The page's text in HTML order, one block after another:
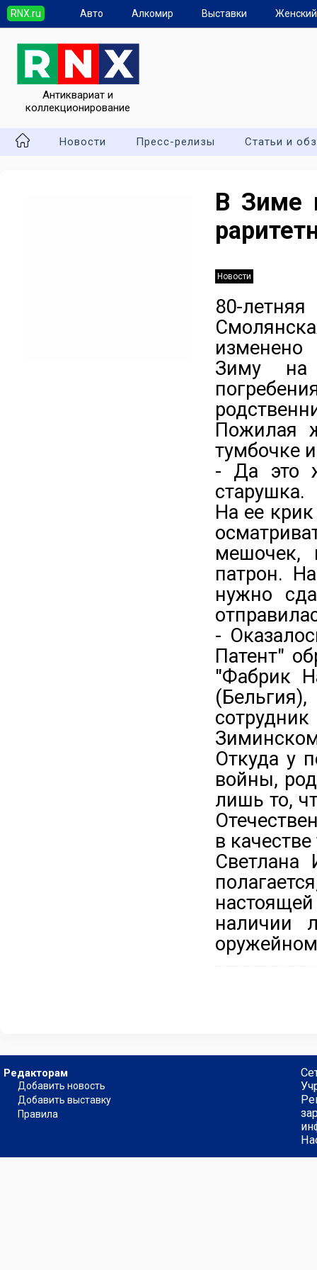
RNX.ru Авто Алкомир Выставки
Антиквариат и
коллекционирование
Новости Пресс-релизы Статьи и
В Зиме
Новости
80-
Зиму на
Пожилая
тумбочке
- Да это
старушка.
На ее
мешочек,
патрон.
нужно
-
Патент"
"Фабрик
Откуда у
войны,
лишь то,
в
Светлана
наличии
Редакторам
Добавить новость
Добавить выставку
Правила